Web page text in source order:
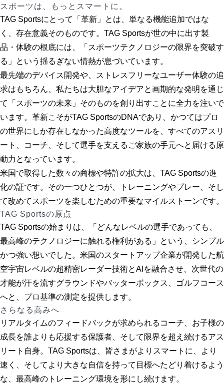
スポーツは、もっとスマートに。
TAG Sportsにとって「革新」とは、単なる機能追加ではな
く、存在意義そのものです。TAG Sportsが世の中に出す製
品・体験の根底には、「スポーツテクノロジーの限界を突破す
る」という揺るぎない情熱が息づいています。
最先端のデバイス開発や、ストレスフリーなユーザー体験の追
求はもちろん、私たちは大胆なアイデアと画期的な発明を通じ
て「スポーツの未来」そのものを創り出すことに全力を注いで
います。革新こそがTAG SportsのDNAであり、かつてはプロ
の世界にしか存在しなかった高度なツールを、すべてのアスリ
ート、コーチ、そして選手を支えるご家族の手元へと届ける原
動力となっています。
米国で取得した数々の商標や特許の拡大は、TAG Sportsの進
化の証です。その一つひとつが、トレーニングやプレー、そし
て改めてスポーツを楽しむための重要なマイルストーンです。
TAG Sportsの原点
TAG Sportsの始まりは、「どんなレベルの選手であっても、
最高峰のテクノロジーに触れる権利がある」という、シンプル
かつ強い想いでした。米国のスタートアップ企業が開発した航
空宇宙レベルの超精密レーダー技術とAIを融合させ、次世代の
才能が汗を流すグラウンドやバッターボックス、ゴルフコース
へと、プロ基準の測定を提供します。
さらなる高みへ
リアルタイムのフィードバックが求められるコーチ、お子様の
成長を誰よりも応援する保護者、そして限界を超え続けるアス
リート自身。TAG Sportsは、皆さまがよりスマートに、より
速く、そしてより大きな自信を持って目標へたどり着けるよう
な、最高峰のトレーニング環境を形にし続けます。